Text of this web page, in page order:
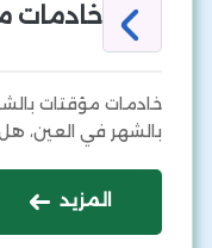
خادمات
خادمات مؤقتات
بالشهر في العين،
المزيد